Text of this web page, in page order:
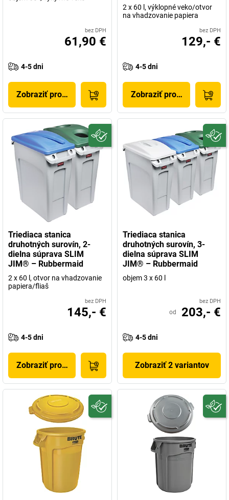
bez DPH
61,90 €
4-5 dni
Zobraziť produkt
2 x 60 l, výklopné veko/otvor
na vhadzovanie papiera
bez DPH
129,- €
4-5 dni
Zobraziť produkt
Triediaca stanica
druhotných surovín, 2-
dielna súprava SLIM
JIM® – Rubbermaid
2 x 60 l, otvor na vhadzovanie
papiera/fliaš
bez DPH
145,- €
4-5 dni
Zobraziť produkt
Triediaca stanica
druhotných surovín, 3-
dielna súprava SLIM
JIM® – Rubbermaid
objem 3 x 60 l
bez DPH
od 203,- €
4-5 dni
Zobraziť 2 variantov